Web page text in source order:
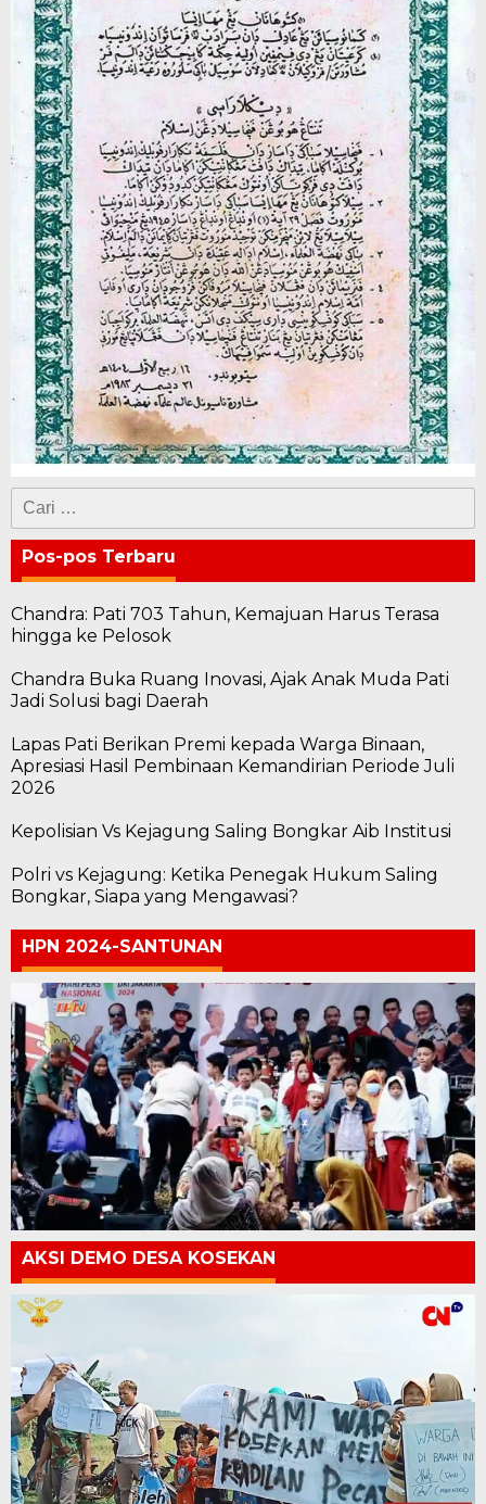
Cari
untuk:
Pos-pos Terbaru
Chandra: Pati 703 Tahun, Kemajuan Harus Terasa
hingga ke Pelosok
Chandra Buka Ruang Inovasi, Ajak Anak Muda Pati
Jadi Solusi bagi Daerah
Lapas Pati Berikan Premi kepada Warga Binaan,
Apresiasi Hasil Pembinaan Kemandirian Periode Juli
2026
Kepolisian Vs Kejagung Saling Bongkar Aib Institusi
Polri vs Kejagung: Ketika Penegak Hukum Saling
Bongkar, Siapa yang Mengawasi?
HPN 2024-SANTUNAN
AKSI DEMO DESA KOSEKAN